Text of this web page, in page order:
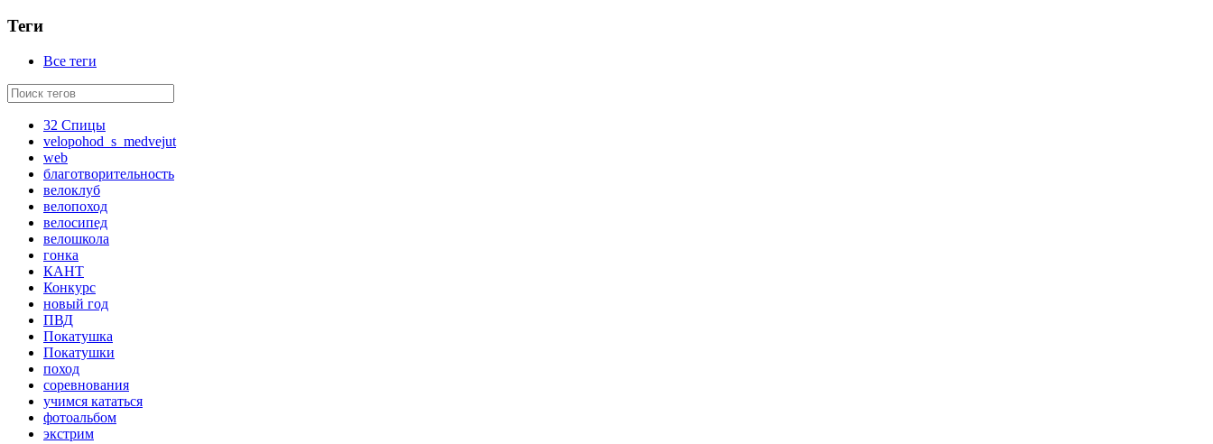
Теги
Все теги
32 Спицы
velopohod_s_medvejut
web
благотворительность
велоклуб
велопоход
велосипед
велошкола
гонка
КАНТ
Конкурс
новый год
ПВД
Покатушка
Покатушки
поход
соревнования
учимся кататься
фотоальбом
экстрим